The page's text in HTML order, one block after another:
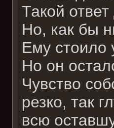
Такой
Но, как бы
Ему стоило
Но он
Чувство
резко, так
всю